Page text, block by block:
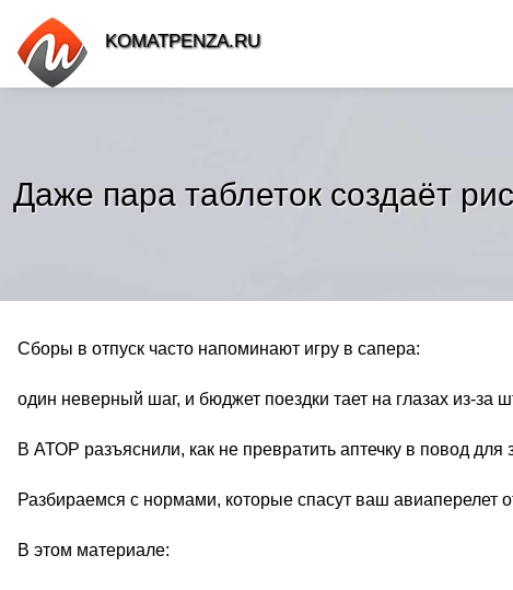
Даже пара таблеток создаёт
Сборы в отпуск часто напоминают игру в сапера:
один неверный шаг, и бюджет поездки тает на глазах из-за
В АТОР разъяснили, как не превратить аптечку в повод для
Разбираемся с нормами, которые спасут ваш авиаперелет
В этом материале:
KOMATPENZA.RU